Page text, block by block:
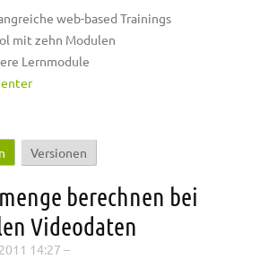
web-based Trainings
mit zehn Modulen
Lernmodule
(aktiver Reiter)
Versionen
berechnen bei
Videodaten
14:27 –